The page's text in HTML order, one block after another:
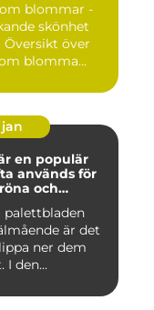
blommar -
skönhet
blomma...
jan
en populär
används för
och
palettbladen
är det
ner dem
I den...